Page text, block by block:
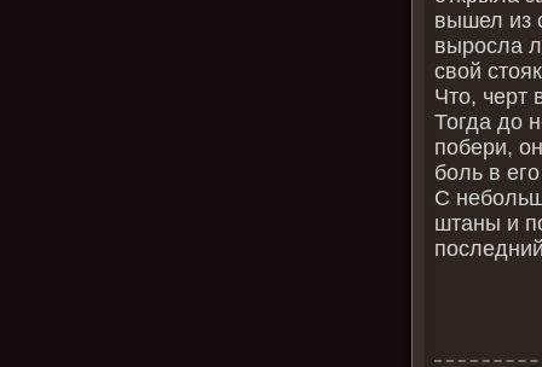
вышел из
выросла
свой
Что, черт
Тогда до
побери,
боль в
С
штаны и